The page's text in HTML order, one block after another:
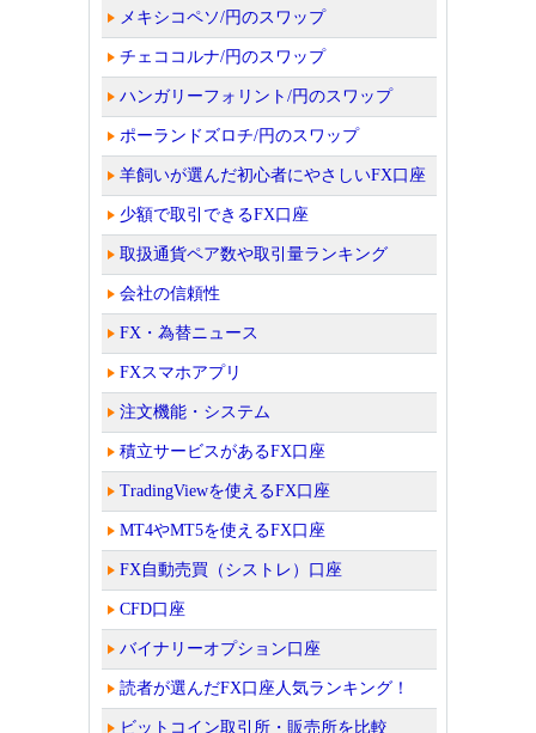
メキシコペソ/円のスワップ
チェココルナ/円のスワップ
ハンガリーフォリント/円のスワップ
ポーランドズロチ/円のスワップ
羊飼いが選んだ初心者にやさしいFX口座
少額で取引できるFX口座
取扱通貨ペア数や取引量ランキング
会社の信頼性
FX・為替ニュース
FXスマホアプリ
注文機能・システム
積立サービスがあるFX口座
TradingViewを使えるFX口座
MT4やMT5を使えるFX口座
FX自動売買（シストレ）口座
CFD口座
バイナリーオプション口座
読者が選んだFX口座人気ランキング！
ビットコイン取引所・販売所を比較